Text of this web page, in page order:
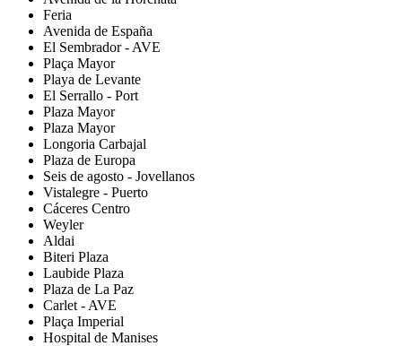
Feria
Avenida de España
El Sembrador - AVE
Plaça Mayor
Playa de Levante
El Serrallo - Port
Plaza Mayor
Plaza Mayor
Longoria Carbajal
Plaza de Europa
Seis de agosto - Jovellanos
Vistalegre - Puerto
Cáceres Centro
Weyler
Aldai
Biteri Plaza
Laubide Plaza
Plaza de La Paz
Carlet - AVE
Plaça Imperial
Hospital de Manises